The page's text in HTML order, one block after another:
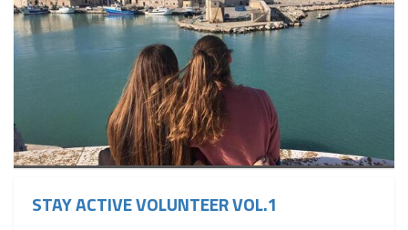
STAY ACTIVE VOLUNTEER VOL.1